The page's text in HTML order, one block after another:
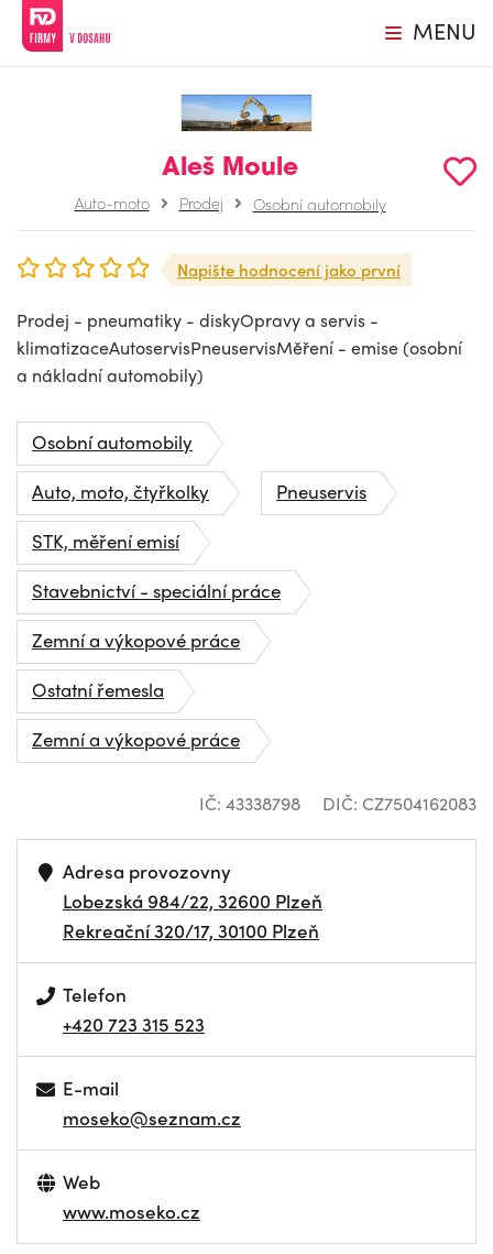
MENU
Aleš Moule
Auto-moto Prodej Osobní automobily
Napište hodnocení jako první
Prodej - pneumatiky - diskyOpravy a servis -
klimatizaceAutoservisPneuservisMěření - emise (osobní
a nákladní automobily)
Osobní automobily
Auto, moto, čtyřkolky
Pneuservis
STK, měření emisí
Stavebnictví - speciální práce
Zemní a výkopové práce
Ostatní řemesla
Zemní a výkopové práce
IČ: 43338798 DIČ: CZ7504162083
Adresa provozovny
Lobezská 984/22, 32600 Plzeň
Rekreační 320/17, 30100 Plzeň
Telefon
+420 723 315 523
E-mail
moseko@seznam.cz
Web
www.moseko.cz